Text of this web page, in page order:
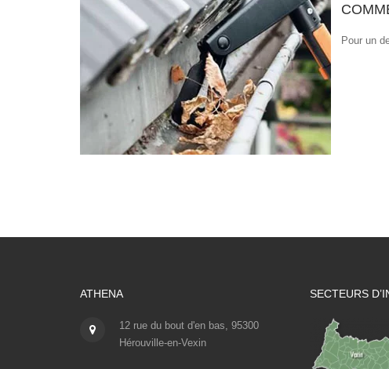
Pour un
ATHENA
12 rue du bout d'en bas, 95300
Hérouville-en-Vexin
SECTEURS